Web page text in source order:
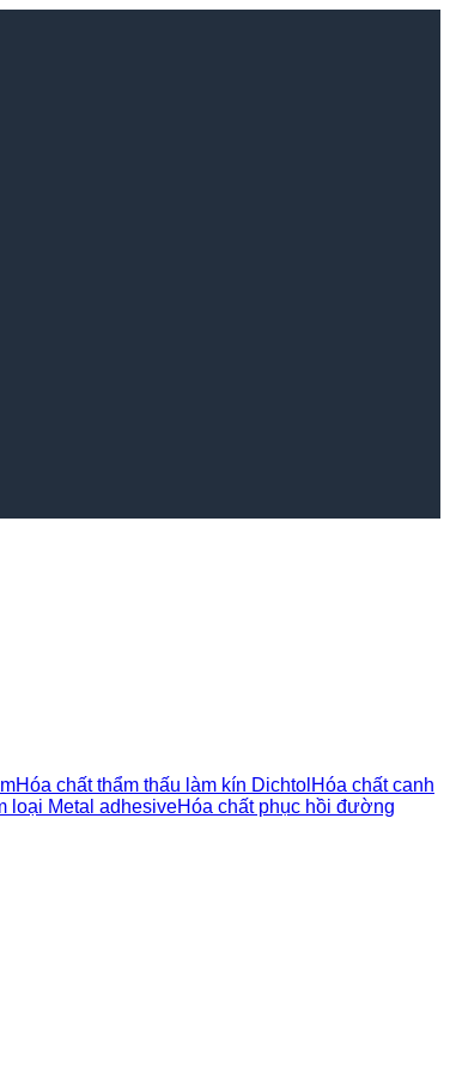
Hóa chất thẩm thấu làm kín Dichtol Hóa chất canh
loại Metal adhesiveHóa chất phục hồi đường